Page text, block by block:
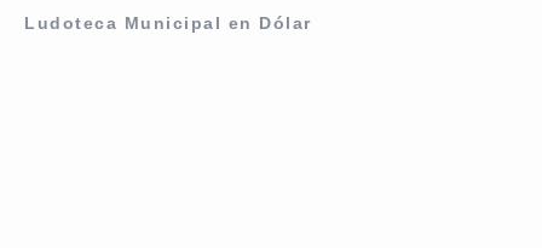
Ludoteca Municipal en Dólar